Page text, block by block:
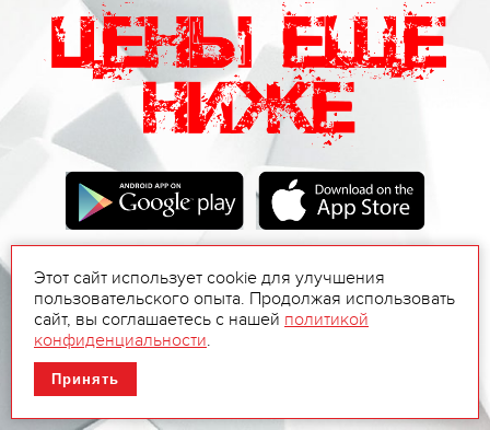
Этот сайт использует cookie для улучшения
пользовательского опыта. Продолжая использовать
сайт, вы соглашаетесь с нашей политикой
конфиденциальности.
Принять